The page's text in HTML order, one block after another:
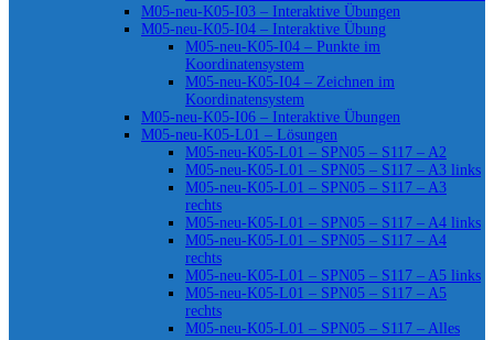
M05-neu-K05-I03 – Interaktive Übungen
M05-neu-K05-I04 – Interaktive Übung
M05-neu-K05-I04 – Punkte im
Koordinatensystem
M05-neu-K05-I04 – Zeichnen im
Koordinatensystem
M05-neu-K05-I06 – Interaktive Übungen
M05-neu-K05-L01 – Lösungen
M05-neu-K05-L01 – SPN05 – S117 – A2
M05-neu-K05-L01 – SPN05 – S117 – A3 links
M05-neu-K05-L01 – SPN05 – S117 – A3
rechts
M05-neu-K05-L01 – SPN05 – S117 – A4 links
M05-neu-K05-L01 – SPN05 – S117 – A4
rechts
M05-neu-K05-L01 – SPN05 – S117 – A5 links
M05-neu-K05-L01 – SPN05 – S117 – A5
rechts
M05-neu-K05-L01 – SPN05 – S117 – Alles